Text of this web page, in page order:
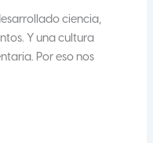
ciencia,
Y una cultura
Por eso nos